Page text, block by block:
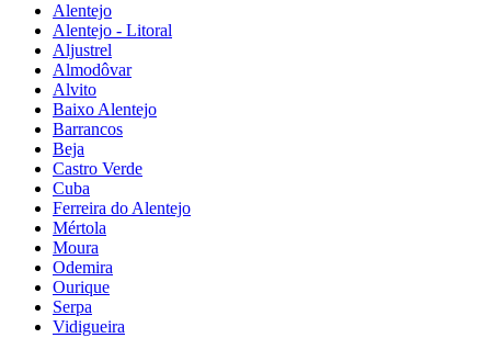
Alentejo
Alentejo - Litoral
Aljustrel
Almodôvar
Alvito
Baixo Alentejo
Barrancos
Beja
Castro Verde
Cuba
Ferreira do Alentejo
Mértola
Moura
Odemira
Ourique
Serpa
Vidigueira